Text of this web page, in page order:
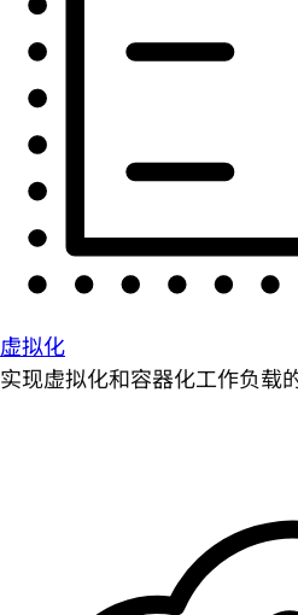
虚拟化
实现虚拟化和容器化工作负载